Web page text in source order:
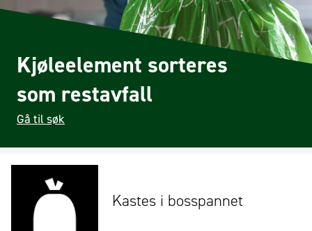
Kjøleelement sorteres
som restavfall
Gå til søk
Kastes i bosspannet